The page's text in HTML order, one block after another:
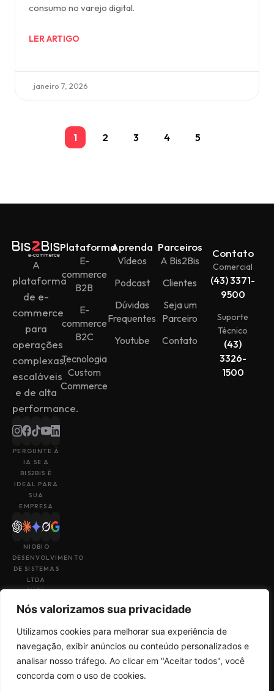
Nós valorizamos sua privacidade
Utilizamos cookies para melhorar sua experiência de
navegação, exibir anúncios ou conteúdo personalizados e
analisar nosso tráfego. Ao clicar em "Aceitar todos", você
concorda com o uso de cookies.
consumo no varejo digital.
LER ARTIGO
janeiro 7, 2026
1 2 3 4 5
A
plataforma
de e-
commerce
para
operações
complexas,
escaláveis
e de alta
performance.
PERGUNTE À
IA SE A
BIS2BIS É
IDEAL PARA
SUA
EMPRESA
NIOBIO
DESENVOLVIMENTO
DE SISTEMAS
LTDA
CNPJ:
49
Plataforma
E-
commerce
B2B
E-
commerce
B2C
Tecnologia
Custom
Commerce
Aprenda
Vídeos
Podcast
Dúvidas
Frequentes
Youtube
Parceiros
A Bis2Bis
Clientes
Seja um
Parceiro
Contato
Contato
Comercial
(43) 3371-
9500
Suporte
Técnico
(43)
3326-
1500
Uma empresa do
Termos de Uso